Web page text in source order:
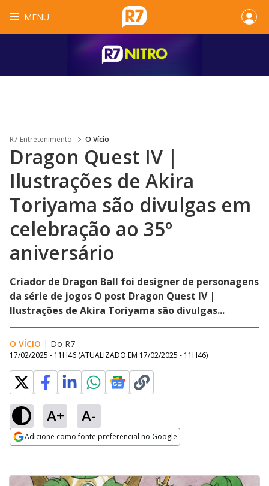
MENU
R7 Entretenimento O Vício
Dragon Quest IV |
Ilustrações de Akira
Toriyama são divulgas em
celebração ao 35º
aniversário
Criador de Dragon Ball foi designer de personagens
da série de jogos O post Dragon Quest IV |
Ilustrações de Akira Toriyama são divulgas...
O VÍCIO | Do R7
17/02/2025 - 11H46 (ATUALIZADO EM 17/02/2025 - 11H46)
A+ A-
Adicione como fonte preferencial no Google